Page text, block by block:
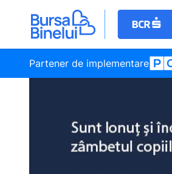
Partener de implementare